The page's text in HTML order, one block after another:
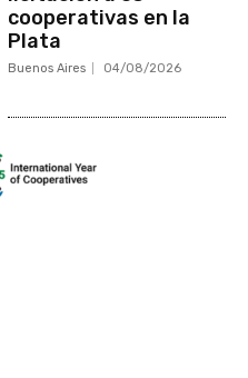
cooperativas en la
Plata
Buenos Aires 04/08/2026